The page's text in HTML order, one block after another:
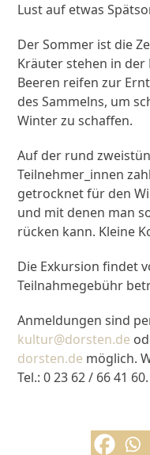
Lust auf etwas
Der Sommer ist die
Kräuter stehen in der
Beeren reifen zur
des Sammelns, um
Winter zu schaffen.
Auf der rund
Teilnehmer_innen
getrocknet für den
und mit denen man
rücken kann. Kleine
Die Exkursion findet
Teilnahmegebühr
Anmeldungen sind
kultur@dorsten.de
dorsten.de möglich.
Tel.: 0 23 62 / 66 41 60.